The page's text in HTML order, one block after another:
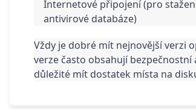
Internetové připojení (pro
antivirové databáze)
Vždy je dobré mít nejnovější verzi
verze často obsahují bezpečnostní
důležité mít dostatek místa na